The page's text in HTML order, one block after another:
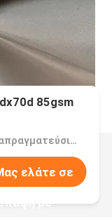
85gsm
Τιμή：Διαπραγματεύσιμος
ελάτε σε
με